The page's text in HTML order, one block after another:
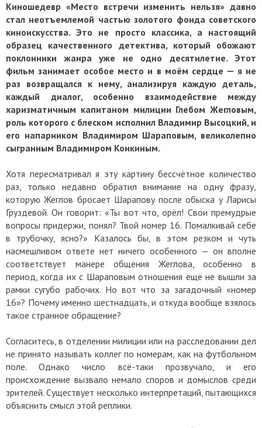
Киношедевр «Место встречи изменить нельзя» давно
стал неотъемлемой частью золотого фонда советского
киноискусства. Это не просто классика, а настоящий
образец качественного детектива, который обожают
поклонники жанра уже не одно десятилетие. Этот
фильм занимает особое место и в моём сердце — я не
раз возвращался к нему, анализируя каждую деталь,
каждый диалог, особенно взаимодействие между
харизматичным капитаном милиции Глебом Жегловым,
роль которого с блеском исполнил Владимир Высоцкий, и
его напарником Владимиром Шараповым, великолепно
сыгранным Владимиром Конкиным.
Хотя пересматривал я эту картину бессчётное количество
раз, только недавно обратил внимание на одну фразу,
которую Жеглов бросает Шарапову после обыска у Ларисы
Груздевой. Он говорит: «Ты вот что, орёл! Свои премудрые
вопросы придержи, понял? Твой номер 16. Помалкивай себе
в трубочку, ясно?» Казалось бы, в этом резком и чуть
насмешливом ответе нет ничего особенного — он вполне
соответствует манере общения Жеглова, особенно в
период, когда их с Шараповым отношения ещё не вышли за
рамки сугубо рабочих. Но вот что за загадочный «номер
16»? Почему именно шестнадцать, и откуда вообще взялось
такое странное обращение?
Согласитесь, в отделении милиции или на расследовании дел
не принято называть коллег по номерам, как на футбольном
поле. Однако число всё-таки прозвучало, и его
происхождение вызвало немало споров и домыслов среди
зрителей. Существует несколько интерпретаций, пытающихся
объяснить смысл этой реплики.